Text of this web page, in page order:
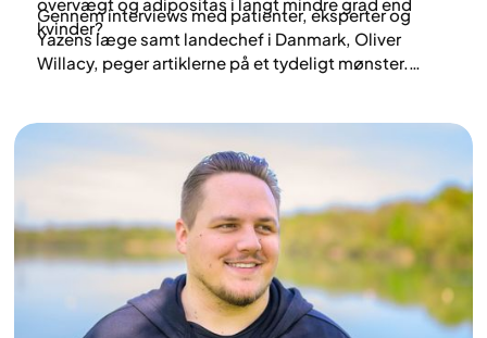
kvinder?
Gennem interviews med patienter, eksperter og
Yazens læge samt landechef i Danmark, Oliver
Willacy, peger artiklerne på et tydeligt mønster.
kan gøre en stor forskel.